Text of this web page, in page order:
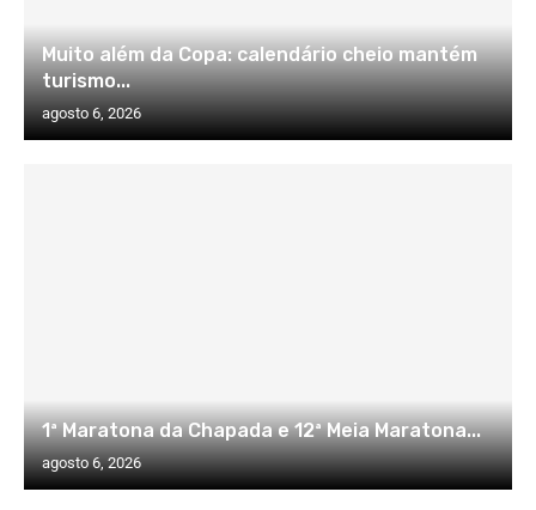
Muito além da Copa: calendário cheio mantém
turismo...
agosto 6, 2026
1ª Maratona da Chapada e 12ª Meia Maratona...
agosto 6, 2026